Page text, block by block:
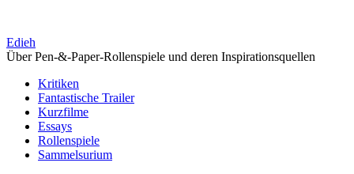
Edieh
Über Pen-&-Paper-Rollenspiele und deren Inspirationsquellen
Kritiken
Fantastische Trailer
Kurzfilme
Essays
Rollenspiele
Sammelsurium